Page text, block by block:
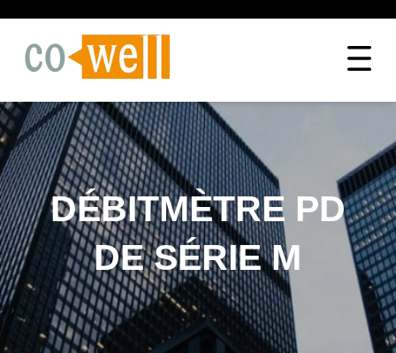
DÉBITMÈTRE PD
DE SÉRIE M